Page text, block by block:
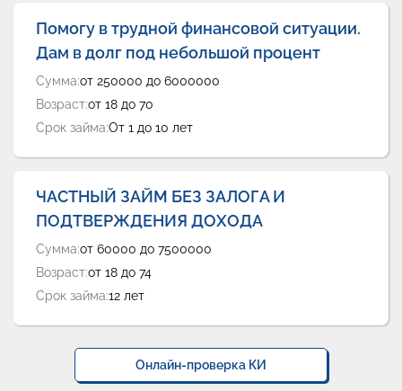
Помогу в трудной финансовой ситуации.
Дам в долг под небольшой процент
Сумма:от 250000 до 6000000
Возраст:от 18 до 70
Срок займа:От 1 до 10 лет
ЧАСТНЫЙ ЗАЙМ БЕЗ ЗАЛОГА И
ПОДТВЕРЖДЕНИЯ ДОХОДА
Сумма:от 60000 до 7500000
Возраст:от 18 до 74
Срок займа:12 лет
Онлайн-проверка КИ